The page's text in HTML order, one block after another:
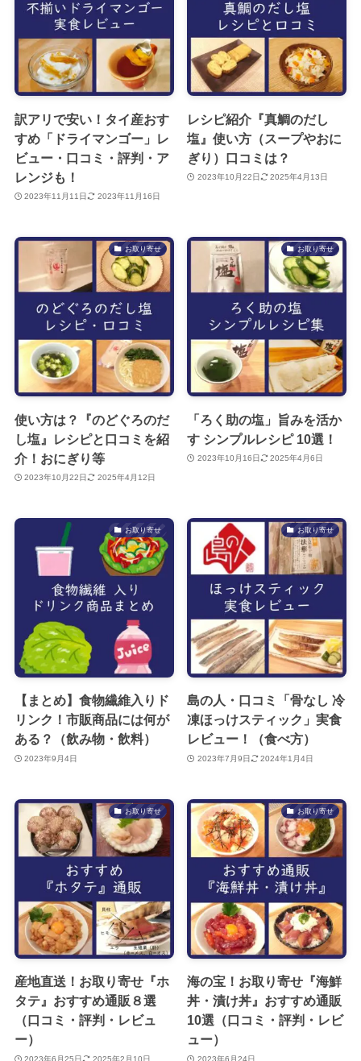
訳アリで安い！タイ産おす
すめ「ドライマンゴー」レ
ビュー・口コミ・評判・ア
レンジも！
2023年11月11日 2023年11月16日
レシピ紹介『真鯛のだし
塩』使い方（スープやおに
ぎり）口コミは？
2023年10月22日 2025年4月13日
お取り寄せ
使い方は？『のどぐろのだ
し塩』レシピと口コミを紹
介！おにぎり等
2023年10月22日 2025年4月12日
お取り寄せ
「ろく助の塩」旨みを活か
す シンプルレシピ 10選！
2023年10月16日 2025年4月6日
お取り寄せ
【まとめ】食物繊維入りド
リンク！市販商品には何が
ある？（飲み物・飲料）
2023年9月4日
お取り寄せ
島の人・口コミ「骨なし 冷
凍ほっけスティック」実食
レビュー！（食べ方）
2023年7月9日 2024年1月4日
お取り寄せ
産地直送！お取り寄せ『ホ
タテ』おすすめ通販８選
（口コミ・評判・レビュ
ー）
2023年6月25日 2025年2月10日
お取り寄せ
海の宝！お取り寄せ『海鮮
丼・漬け丼』おすすめ通販
10選（口コミ・評判・レビ
ュー）
2023年6月24日